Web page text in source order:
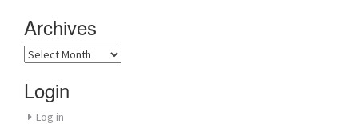
Archives
Archives
Login
Log in